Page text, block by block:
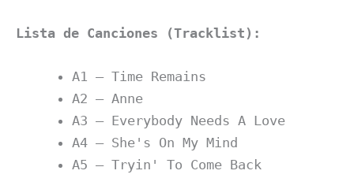
Lista de Canciones (Tracklist):
A1 – Time Remains
A2 – Anne
A3 – Everybody Needs A Love
A4 – She's On My Mind
A5 – Tryin' To Come Back